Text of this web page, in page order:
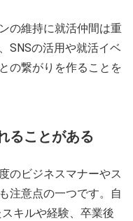
の維持に就活仲間は重
SNSの活用や就活イベ
の繋がりを作ることを
ることがある
のビジネスマナーやス
注意点の一つです。自
キルや経験、卒業後